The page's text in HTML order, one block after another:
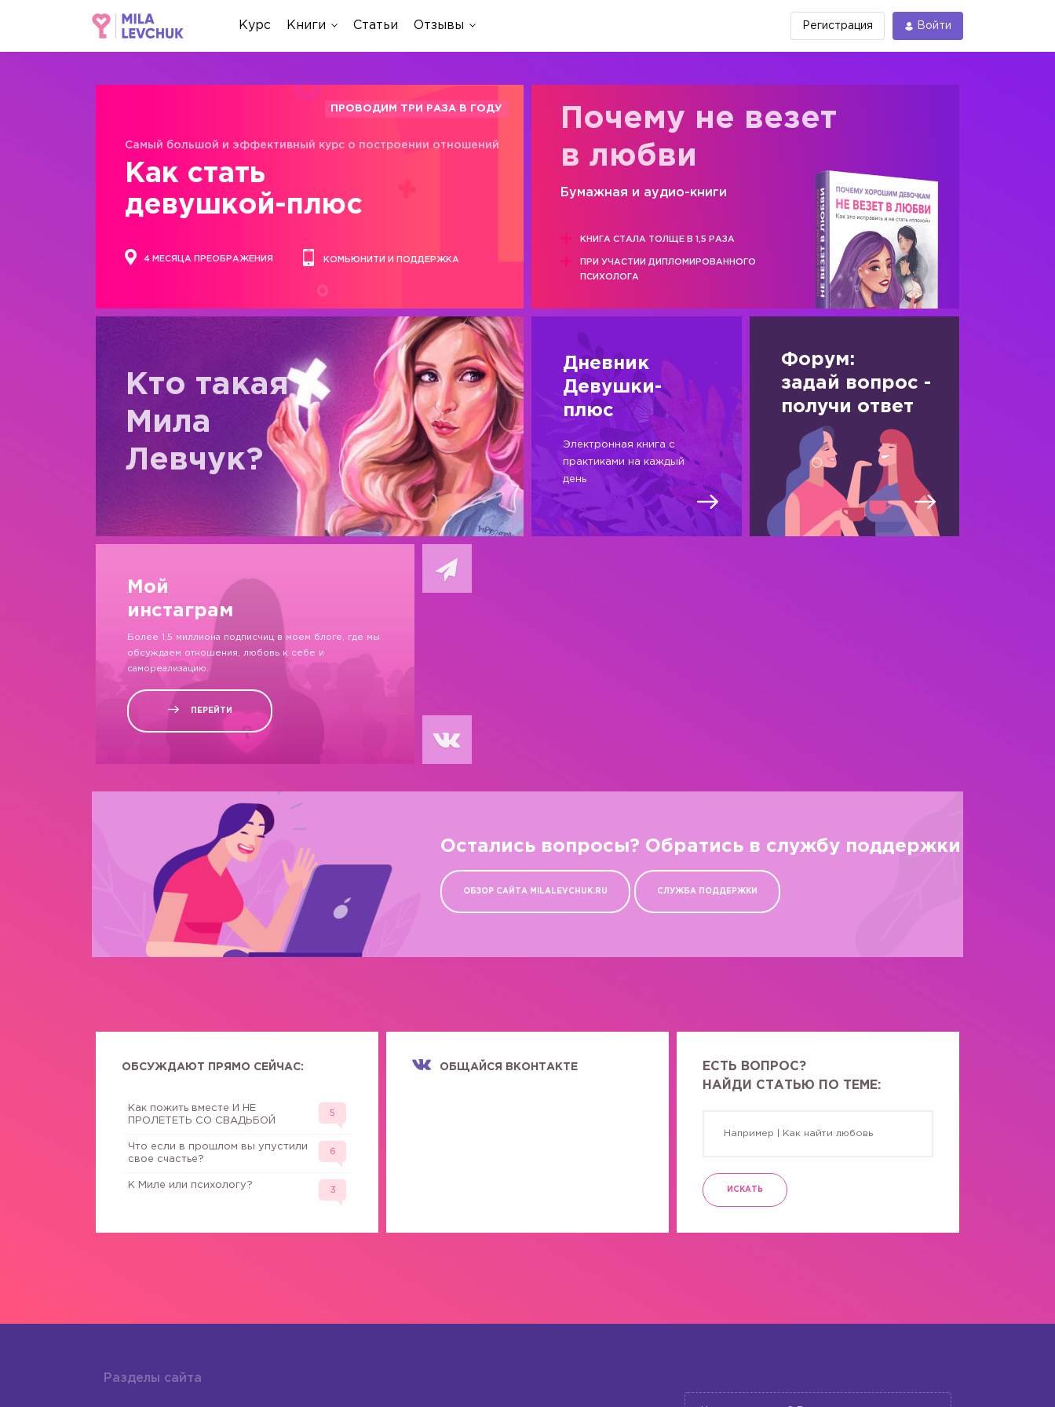
Курс Книги Статьи Отзывы Регистрация Войти
ПРОВОДИМ ТРИ РАЗА В ГОДУ
Самый большой и эффективный курс о построении отношений
Как стать
девушкой-плюс
4 МЕСЯЦА ПРЕОБРАЖЕНИЯ КОМЬЮНИТИ И ПОДДЕРЖКА
Почему не везет
в любви
Бумажная и аудио-книги
КНИГА СТАЛА ТОЛЩЕ В 1,5 РАЗА
ПРИ УЧАСТИИ ДИПЛОМИРОВАННОГО
ПСИХОЛОГА
Кто такая
Мила
Левчук?
Дневник
Девушки-
плюс
Электронная книга с
практиками на каждый
день
Форум:
задай вопрос -
получи ответ
Мой
инстаграм
Более 1,5 миллиона подписчиц в моем блоге, где мы
обсуждаем отношения, любовь к себе и
самореализацию.
ПЕРЕЙТИ
Остались вопросы? Обратись в службу поддержки
ОБЗОР САЙТА MILALEVCHUK.RU СЛУЖБА ПОДДЕРЖКИ
ОБСУЖДАЮТ ПРЯМО СЕЙЧАС:
Как пожить вместе И НЕ
ПРОЛЕТЕТЬ СО СВАДЬБОЙ
5
Что если в прошлом вы упустили
свое счастье?
6
К Миле или психологу?
3
ОБЩАЙСЯ ВКОНТАКТЕ
ЕСТЬ ВОПРОС?
НАЙДИ СТАТЬЮ ПО ТЕМЕ:
ИСКАТЬ
Разделы сайта